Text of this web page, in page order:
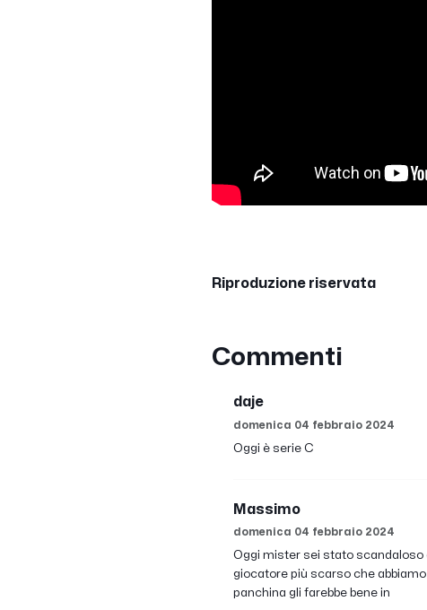
Riproduzione riservata
Commenti
daje
domenica 04 febbraio 2024
Oggi è serie C
Massimo
domenica 04 febbraio 2024
Oggi mister sei stato scandaloso
giocatore più scarso che
panchina gli farebbe bene in